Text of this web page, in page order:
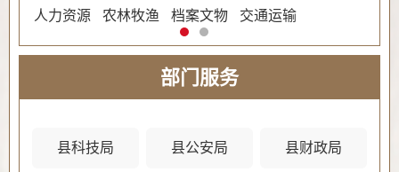
人力资源 农林牧渔 档案文物 交通运输
部门服务
县科技局 县公安局 县财政局